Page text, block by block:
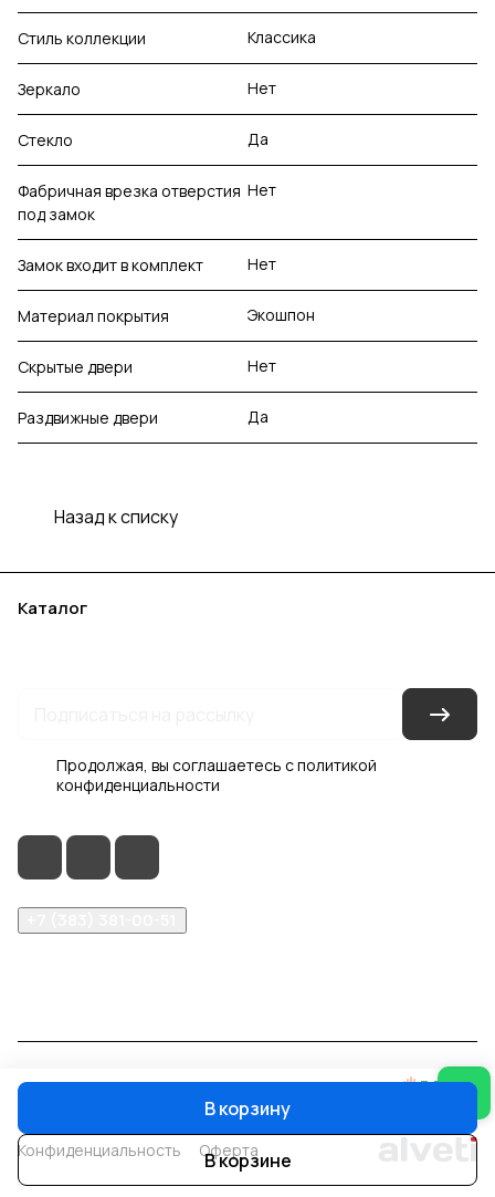
В корзину
В корзине
Стиль коллекции Классика
Зеркало Нет
Стекло Да
Фабричная врезка отверстия
под замок
Нет
Замок входит в комплект Нет
Материал покрытия Экошпон
Скрытые двери Нет
Раздвижные двери Да
Назад к списку
Каталог
Продолжая, вы соглашаетесь сполитикой
конфиденциальности
© 2026 Интер-Двери
Конфиденциальность Оферта